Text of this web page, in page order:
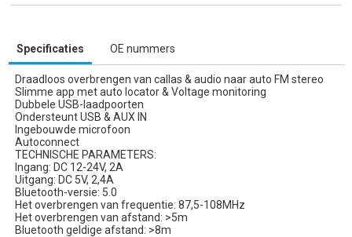
Specificaties OE nummers
Draadloos overbrengen van callas & audio naar auto FM stereo
Slimme app met auto locator & Voltage monitoring
Dubbele USB-laadpoorten
Ondersteunt USB & AUX IN
Ingebouwde microfoon
Autoconnect
TECHNISCHE PARAMETERS:
Ingang: DC 12-24V, 2A
Uitgang: DC 5V, 2,4A
Bluetooth-versie: 5.0
Het overbrengen van frequentie: 87,5-108MHz
Het overbrengen van afstand: >5m
Bluetooth geldige afstand: >8m